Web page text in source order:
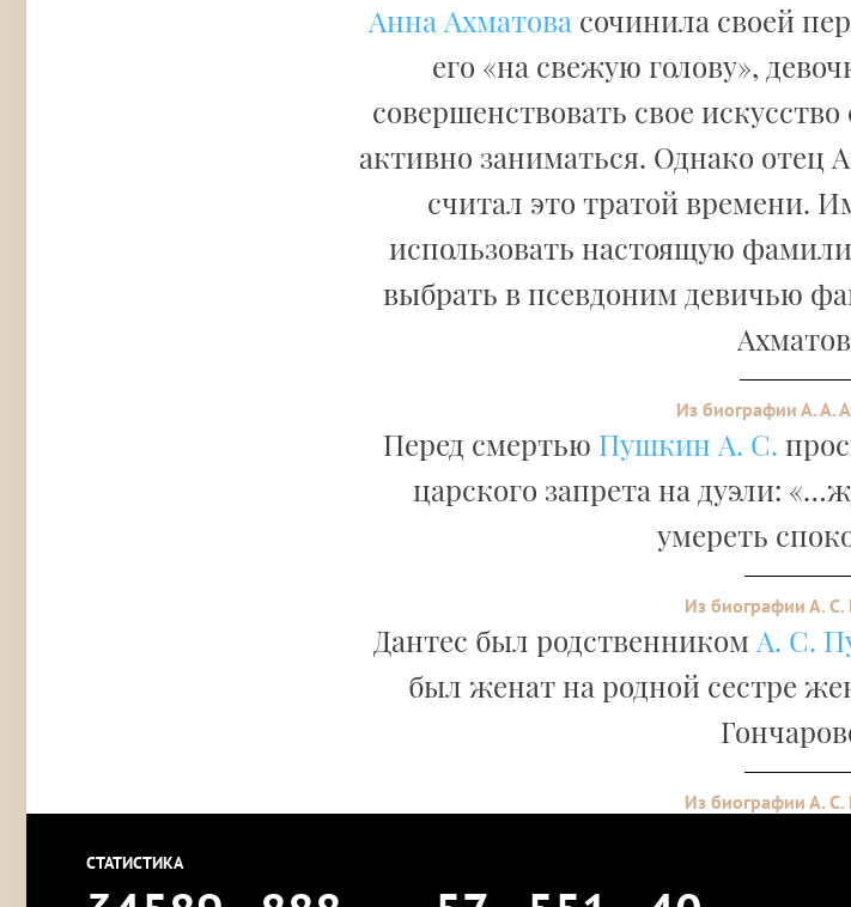
Анна Ахматова сочинила своей
его «на свежую голову»,
совершенствовать свое
активно заниматься. Однако отец
считал это тратой времени.
использовать настоящую
выбрать в псевдоним девичью
Из биографии А. А.
Перед смертью Пушкин А. С.
царского запрета на дуэли:
умереть
Из биографии А.
Дантес был родственником А. С.
был женат на родной сестре
Из биографии А.
СТАТИСТИКА